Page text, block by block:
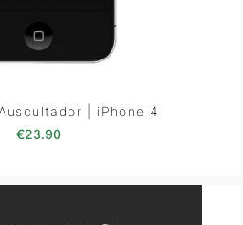
| iPhone 4
€23.90